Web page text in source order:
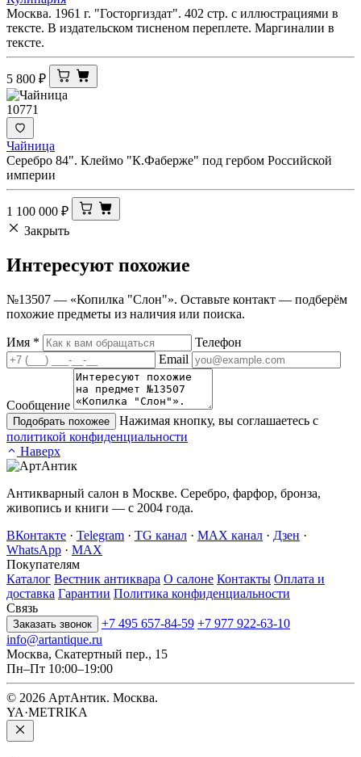
Москва. 1961 г. "Госторгиздат". 402 стр. с иллюстрациями в
тексте. В издательском тисненом переплете. Маргиналии в
тексте.
5 800 ₽
10771
Чайница
Серебро 84". Клеймо "К.Фаберже" под гербом Российской
империи
1 100 000 ₽
Закрыть
Интересуют похожие
№13507 — «Копилка "Слон"». Оставьте контакт — подберём
похожие предметы из наличия или поиска.
Имя *
Телефон
Email
Сообщение
Подобрать похожее
Нажимая кнопку, вы соглашаетесь с
политикой конфиденциальности
Наверх
Антикварный салон в Москве. Серебро, фарфор, бронза,
живопись и книги — с 2004 года.
ВКонтакте · Telegram · TG канал · MAX канал · Дзен ·
WhatsApp · MAX
Покупателям
Каталог Вестник антиквара О салоне Контакты Оплата и
доставка Гарантии Политика конфиденциальности
Связь
Заказать звонок +7 495 657-84-59 +7 977 922-63-10
info@artantique.ru
Москва, Скатертный пер., 15
Пн–Пт 10:00–19:00
© 2026 АртАнтик. Москва.
YA·METRIKA